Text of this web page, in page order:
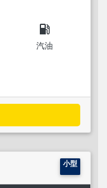
local_gas_station
汽油
小型